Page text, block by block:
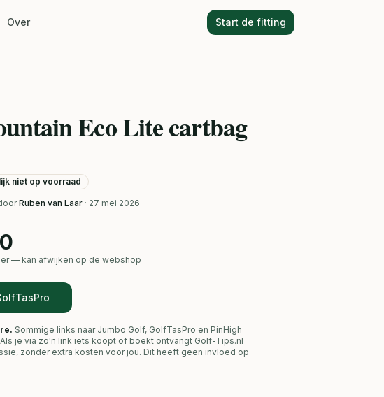
Over Start de fitting
Eco Lite cartbag
niet op voorraad
Ruben van Laar · 27 mei 2026
— kan afwijken op de webshop
Sommige links naar Jumbo Golf, GolfTasPro en PinHigh
je via zo'n link iets koopt of boekt ontvangt Golf-Tips.nl
zonder extra kosten voor jou. Dit heeft geen invloed op